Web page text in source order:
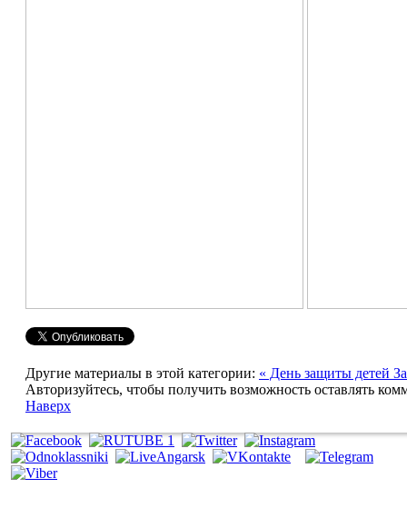
Другие материалы в этой категории: « День защиты детей
Авторизуйтесь, чтобы получить возможность оставлять
Наверх